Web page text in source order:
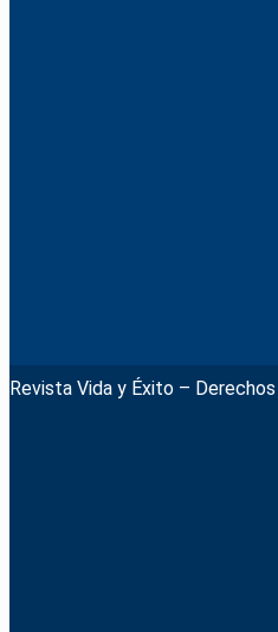
Revista Vida y Éxito –